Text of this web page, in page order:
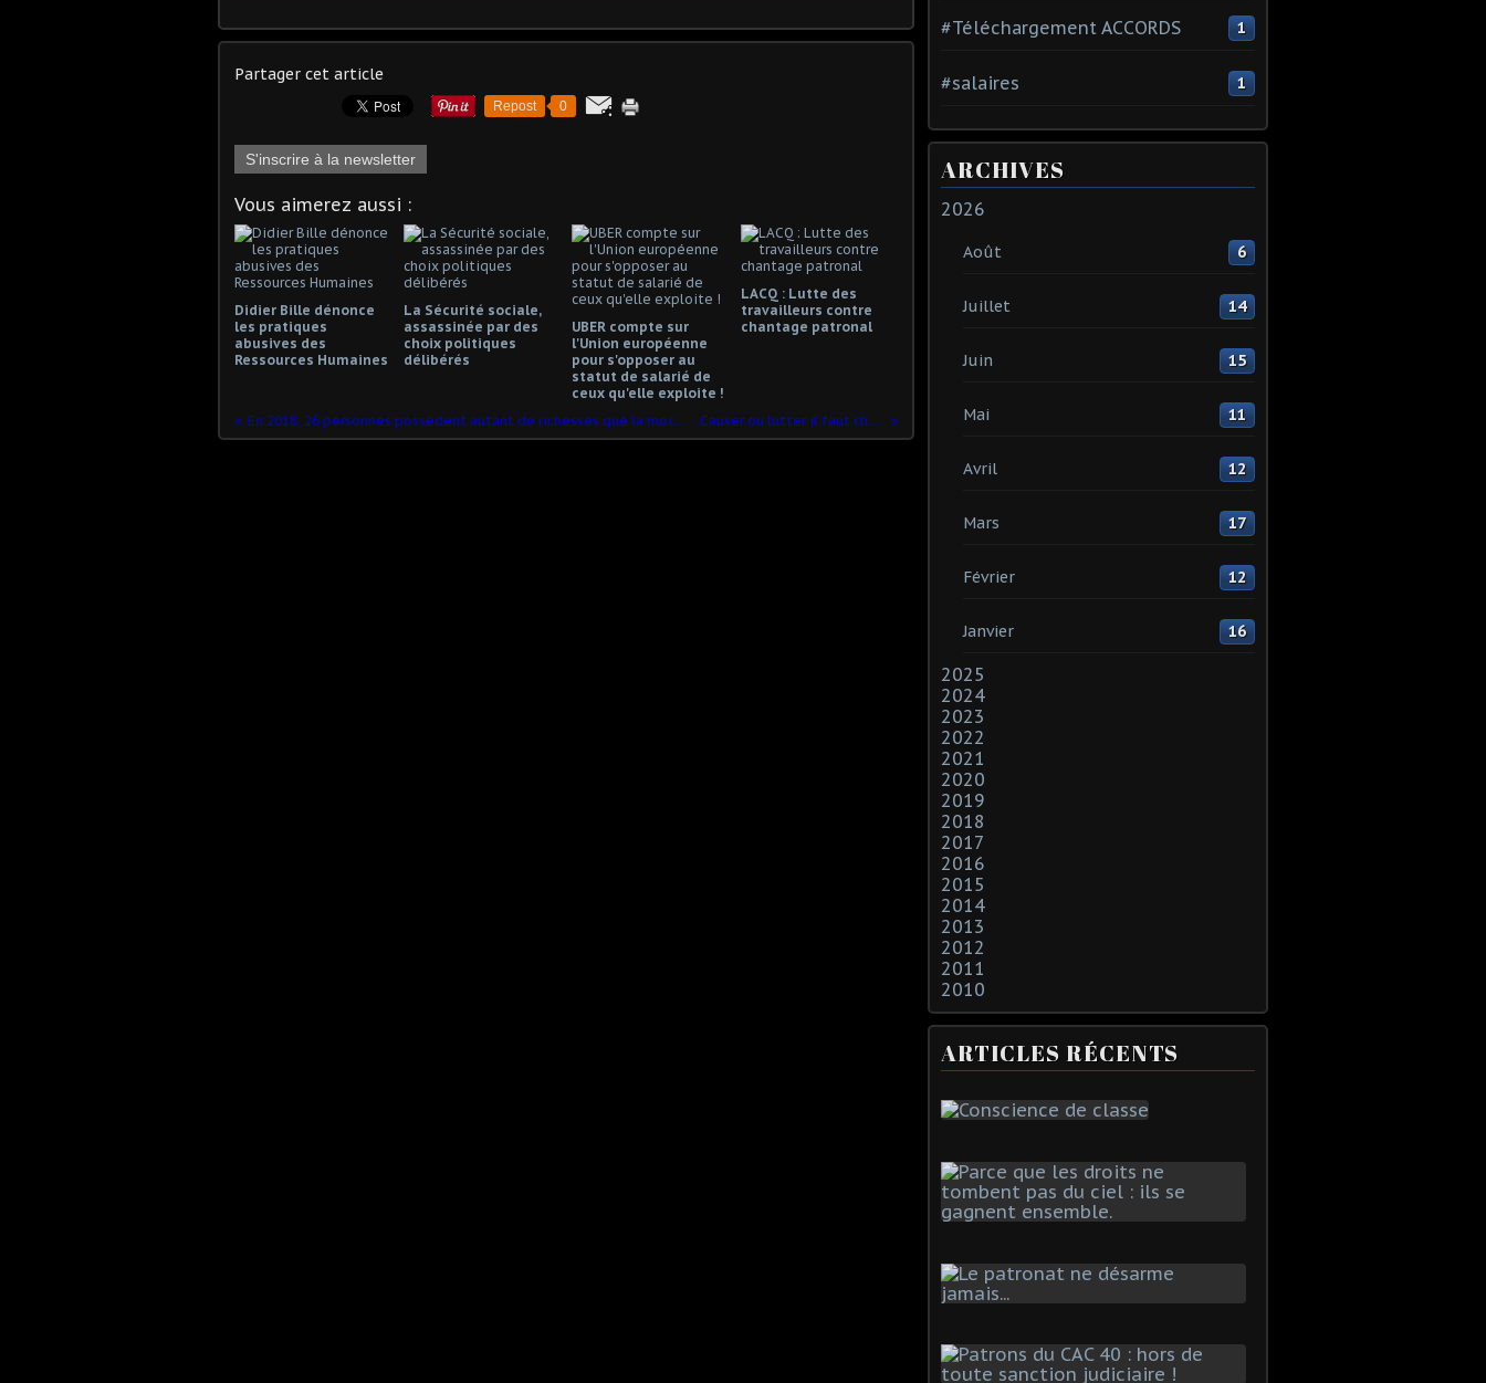
Partager cet article
Repost 0
S'inscrire à la newsletter
Vous aimerez aussi :
Didier Bille dénonce
les pratiques
abusives des
Ressources Humaines
La Sécurité sociale,
assassinée par des
choix politiques
délibérés
UBER compte sur
l'Union européenne
pour s'opposer au
statut de salarié de
ceux qu'elle exploite !
LACQ : Lutte des
travailleurs contre
chantage patronal
En 2018, 26 personnes possèdent autant de richesses que la moitié la plus pauvre de l’humanité Causer ou lutter il faut choisir son camp !
#Téléchargement ACCORDS 1
#salaires 1
ARCHIVES
2026
Août 6
Juillet 14
Juin 15
Mai 11
Avril 12
Mars 17
Février 12
Janvier 16
2025
2024
2023
2022
2021
2020
2019
2018
2017
2016
2015
2014
2013
2012
2011
2010
ARTICLES RÉCENTS